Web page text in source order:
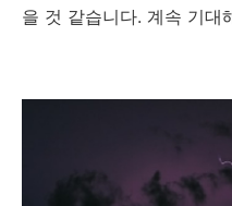
을 것 같습니다. 계속 기대